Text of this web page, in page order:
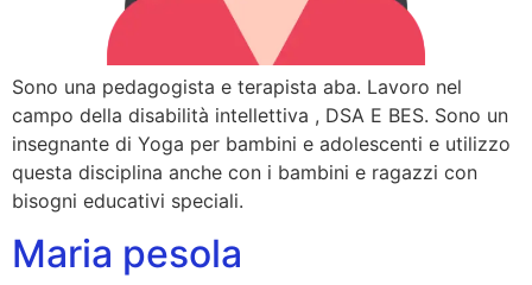
Sono una pedagogista e terapista aba. Lavoro nel
campo della disabilità intellettiva , DSA E BES. Sono un
insegnante di Yoga per bambini e adolescenti e utilizzo
questa disciplina anche con i bambini e ragazzi con
bisogni educativi speciali.
Maria pesola